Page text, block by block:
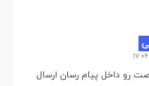
رو داخل پیام رسان ارسال